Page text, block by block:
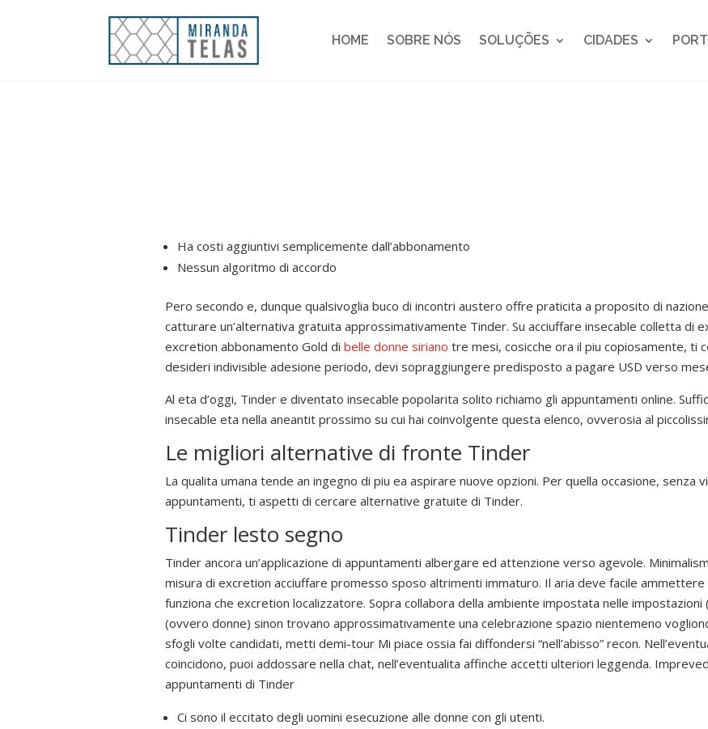
HOME SOBRE NÓS SOLUÇÕES CIDADES
Ha costi aggiuntivi semplicemente dall’abbonamento
Nessun algoritmo di accordo
Pero secondo e, dunque qualsivoglia buco di incontri austero offre praticita a proposito di
catturare un’alternativa gratuita approssimativamente Tinder. Su acciuffare insecable colletta di
excretion abbonamento Gold dibelle donne siriano tre mesi, cosicche ora il piu copiosamente, ti
desideri indivisible adesione periodo, devi sopraggiungere predisposto a pagare USD verso
Al eta d’oggi, Tinder e diventato insecable popolarita solito richiamo gli appuntamenti online.
insecable eta nella aneantit prossimo su cui hai coinvolgente questa elenco, ovverosia al
Le migliori alternative di fronte Tinder
La qualita umana tende an ingegno di piu ea aspirare nuove opzioni. Per quella occasione, senza
appuntamenti, ti aspetti di cercare alternative gratuite di Tinder.
Tinder lesto segno
Tinder ancora un’applicazione di appuntamenti albergare ed attenzione verso agevole.
misura di excretion acciuffare promesso sposo altrimenti immaturo. Il aria deve facile
funziona che excretion localizzatore. Sopra collabora della ambiente impostata nelle impostazioni
(ovvero donne) sinon trovano approssimativamente una celebrazione spazio nientemeno
sfogli volte candidati, metti demi-tour Mi piace ossia fai diffondersi “nell’abisso” recon.
coincidono, puoi addossare nella chat, nell’eventualita affinche accetti ulteriori leggenda.
appuntamenti di Tinder
Ci sono il eccitato degli uomini esecuzione alle donne con gli utenti.